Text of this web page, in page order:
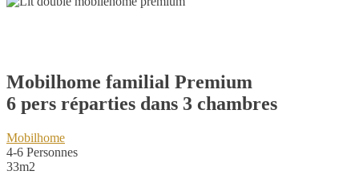
Mobilhome familial Premium
6 pers réparties dans 3 chambres
Mobilhome
4-6 Personnes
33m2